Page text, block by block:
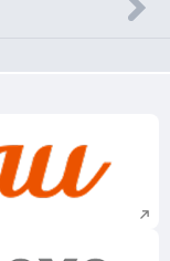
新規ウィンドウで